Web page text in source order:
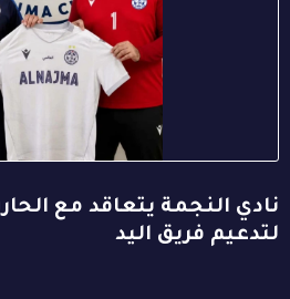
نادي النجمة يتعاقد مع
لتدعيم فريق اليد